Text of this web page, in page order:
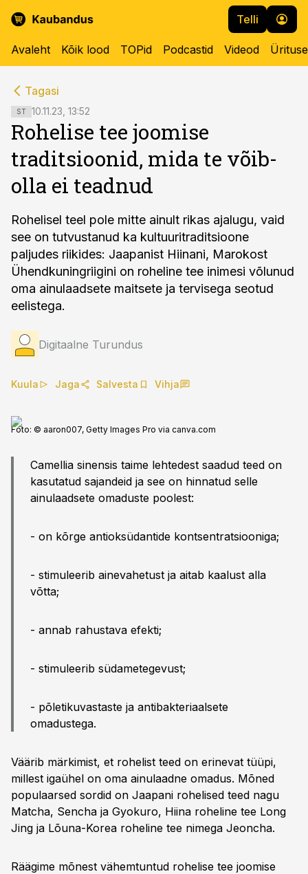
Telli
Avaleht Kõik lood TOPid Podcastid Videod
Tagasi
ST 10.11.23, 13:52
Rohelise tee joomise
traditsioonid, mida te võib-
olla ei teadnud
Rohelisel teel pole mitte ainult rikas ajalugu, vaid
see on tutvustanud ka kultuuritraditsioone
paljudes riikides: Jaapanist Hiinani, Marokost
Ühendkuningriigini on roheline tee inimesi võlunud
oma ainulaadsete maitsete ja tervisega seotud
eelistega.
Digitaalne Turundus
Kuula Jaga Salvesta Vihja
Foto: © aaron007, Getty Images Pro via canva.com
Camellia sinensis taime lehtedest saadud teed on
kasutatud sajandeid ja see on hinnatud selle
ainulaadsete omaduste poolest:
- on kõrge antioksüdantide kontsentratsiooniga;
- stimuleerib ainevahetust ja aitab kaalust alla
võtta;
- annab rahustava efekti;
- stimuleerib südametegevust;
- põletikuvastaste ja antibakteriaalsete
omadustega.
Väärib märkimist, et rohelist teed on erinevat tüüpi,
millest igaühel on oma ainulaadne omadus. Mõned
populaarsed sordid on Jaapani rohelised teed nagu
Matcha, Sencha ja Gyokuro, Hiina roheline tee Long
Jing ja Lõuna-Korea roheline tee nimega Jeoncha.
Räägime mõnest vähemtuntud rohelise tee joomise